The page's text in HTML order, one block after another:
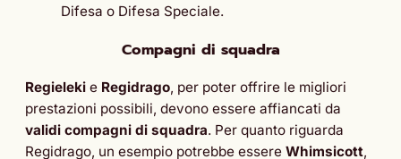
Difesa o Difesa Speciale.
Compagni di squadra
Regieleki e Regidrago, per poter offrire le migliori
prestazioni possibili, devono essere affiancati da
validi compagni di squadra. Per quanto riguarda
Regidrago, un esempio potrebbe essere Whimsicott,